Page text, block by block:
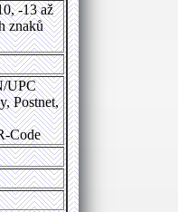
-13 až
znaků
UPC
Postnet,
Code